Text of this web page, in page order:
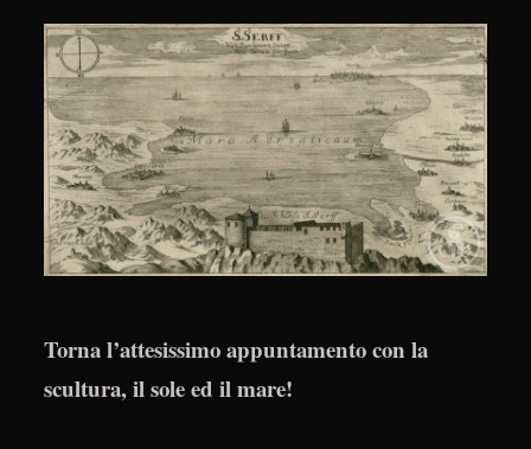
Torna l’attesissimo appuntamento con la
scultura, il sole ed il mare!